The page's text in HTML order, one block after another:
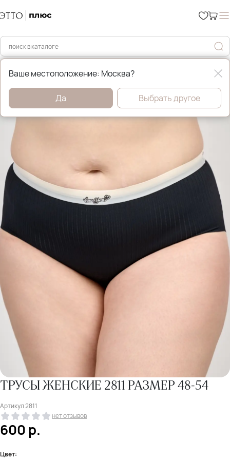
Главная Нижнее бельё
ТРУСЫ ЖЕНСКИЕ 2811 РАЗМЕР 48-54
Артикул2811
нет отзывов
600р.
Цвет:
Ваше местоположение: Москва?
Да Выбрать другое